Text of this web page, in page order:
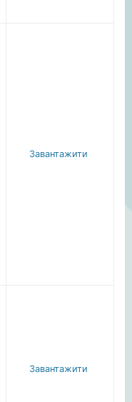
Завантажити
Завантажити